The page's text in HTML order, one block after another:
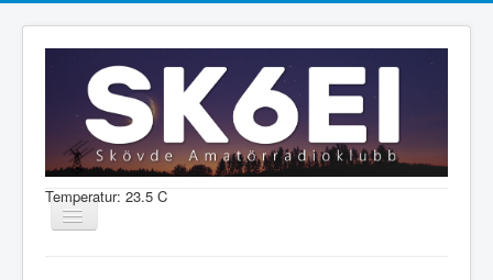
Temperatur: 23.5 C
Visa/dölj